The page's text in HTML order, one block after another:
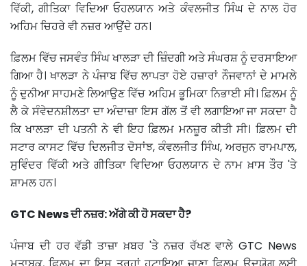
ਵਿੱਕੀ, ਗੀਤਿਕਾ ਵਿਦਿਆ ਓਹਲਯਾਨ ਅਤੇ ਕੰਵਲਜੀਤ ਸਿੰਘ ਦੇ ਨਾਲ ਹੋਰ
ਅਹਿਮ ਚਿਹਰੇ ਵੀ ਨਜ਼ਰ ਆਉਂਦੇ ਹਨ।
ਫ਼ਿਲਮ ਵਿੱਚ ਜਸਵੰਤ ਸਿੰਘ ਖਾਲੜਾ ਦੀ ਜ਼ਿੰਦਗੀ ਅਤੇ ਸੰਘਰਸ਼ ਨੂੰ ਦਰਸਾਇਆ
ਗਿਆ ਹੈ। ਖਾਲੜਾ ਨੇ ਪੰਜਾਬ ਵਿੱਚ ਲਾਪਤਾ ਹੋਏ ਹਜ਼ਾਰਾਂ ਨੌਜਵਾਨਾਂ ਦੇ ਮਾਮਲੇ
ਨੂੰ ਦੁਨੀਆ ਸਾਹਮਣੇ ਲਿਆਉਣ ਵਿੱਚ ਅਹਿਮ ਭੂਮਿਕਾ ਨਿਭਾਈ ਸੀ। ਫ਼ਿਲਮ ਨੂੰ
ਲੈ ਕੇ ਸੰਵੇਦਨਸ਼ੀਲਤਾ ਦਾ ਅੰਦਾਜ਼ਾ ਇਸ ਗੱਲ ਤੋਂ ਵੀ ਲਗਾਇਆ ਜਾ ਸਕਦਾ ਹੈ
ਕਿ ਖਾਲੜਾ ਦੀ ਪਤਨੀ ਨੇ ਵੀ ਇਹ ਫ਼ਿਲਮ ਮਨਜ਼ੂਰ ਕੀਤੀ ਸੀ। ਫ਼ਿਲਮ ਦੀ
ਸਟਾਰ ਕਾਸਟ ਵਿੱਚ ਦਿਲਜੀਤ ਦੋਸਾਂਝ, ਕੰਵਲਜੀਤ ਸਿੰਘ, ਅਰਜੁਨ ਰਾਮਪਾਲ,
ਸੁਵਿੰਦਰ ਵਿੱਕੀ ਅਤੇ ਗੀਤਿਕਾ ਵਿਦਿਆ ਓਹਲਯਾਨ ਦੇ ਨਾਮ ਖ਼ਾਸ ਤੌਰ 'ਤੇ
ਸ਼ਾਮਲ ਹਨ।
GTC News ਦੀ ਨਜ਼ਰ: ਅੱਗੇ ਕੀ ਹੋ ਸਕਦਾ ਹੈ?
ਪੰਜਾਬ ਦੀ ਹਰ ਵੱਡੀ ਤਾਜ਼ਾ ਖ਼ਬਰ 'ਤੇ ਨਜ਼ਰ ਰੱਖਣ ਵਾਲੇ GTC News